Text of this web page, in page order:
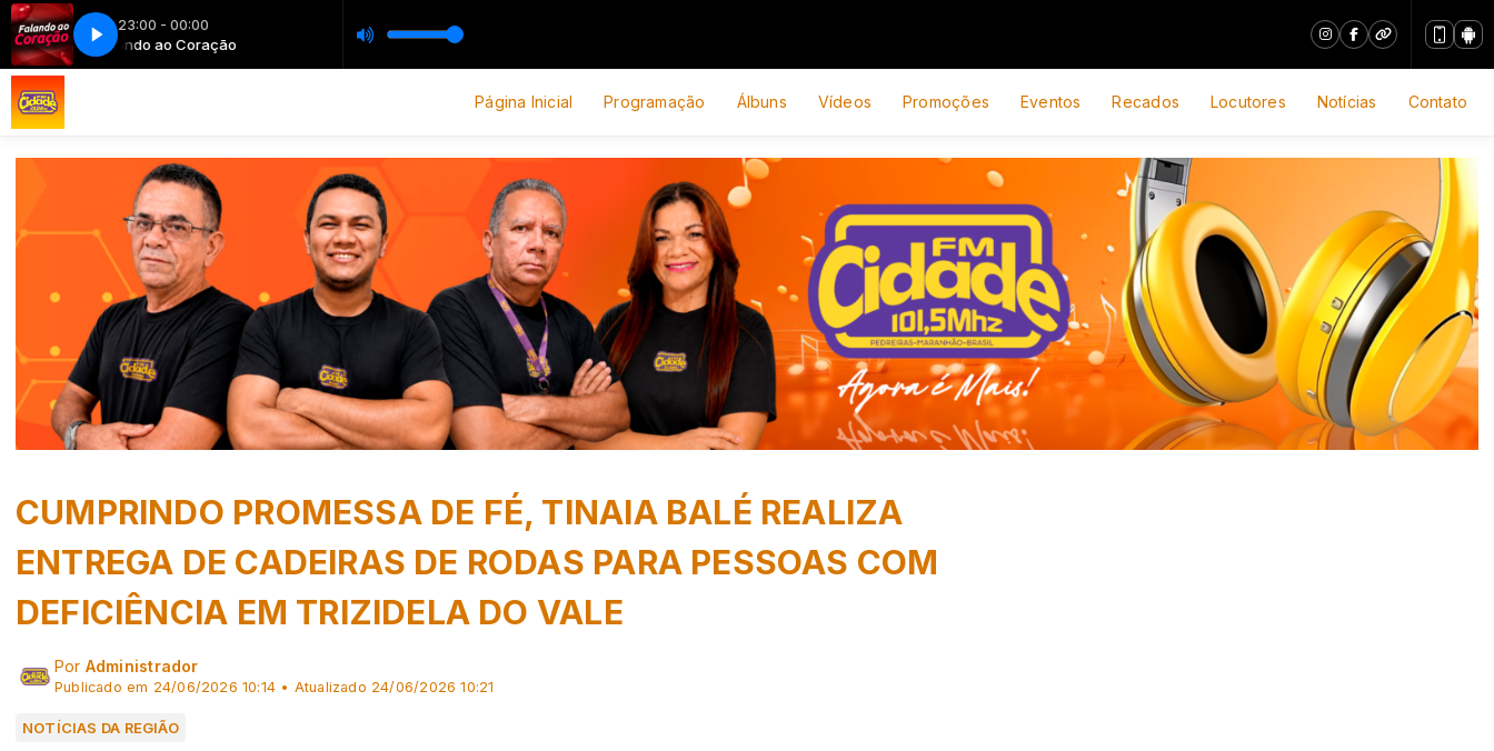
23:00 - 00:00
Falando ao Coração Falando ao Coração
Página Inicial Programação Álbuns Vídeos Promoções Eventos Recados Locutores Notícias Contato
CUMPRINDO PROMESSA DE FÉ, TINAIA BALÉ REALIZA
ENTREGA DE CADEIRAS DE RODAS PARA PESSOAS COM
DEFICIÊNCIA EM TRIZIDELA DO VALE
Por Administrador
Publicado em 24/06/2026 10:14 • Atualizado 24/06/2026 10:21
NOTÍCIAS DA REGIÃO